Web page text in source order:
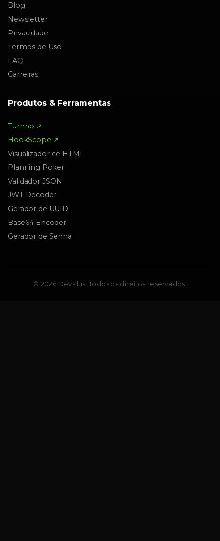
Blog
Newsletter
Privacidade
Termos de Uso
FAQ
Carreiras
Produtos & Ferramentas
Turnno ↗
HookScope ↗
Visualizador de HTML
Planning Poker
Validador JSON
JWT Decoder
Gerador de UUID
Base64 Encoder
Gerador de Senha
© 2026 DevPlus. Todos os direitos reservados.